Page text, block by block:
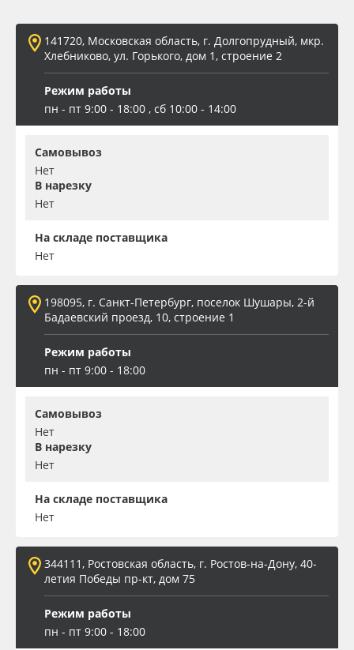
Oracal 641
Orajet 3640
Плёнка монтажная Oratape
ПЭТ листовой
ПЭТ бэклит
Заготовки для сувениров
141720, Московская область, г. Долгопрудный, мкр.
Хлебниково, ул. Горького, дом 1, строение 2
Режим работы
пн - пт 9:00 - 18:00 , сб 10:00 - 14:00
Самовывоз
Нет
В нарезку
Нет
На складе поставщика
Нет
198095, г. Санкт-Петербург, поселок Шушары, 2-й
Бадаевский проезд, 10, строение 1
Режим работы
пн - пт 9:00 - 18:00
Самовывоз
Нет
В нарезку
Нет
На складе поставщика
Нет
344111, Ростовская область, г. Ростов-на-Дону, 40-
летия Победы пр-кт, дом 75
Режим работы
пн - пт 9:00 - 18:00